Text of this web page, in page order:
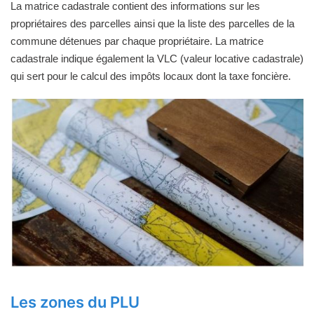
La matrice cadastrale contient des informations sur les
propriétaires des parcelles ainsi que la liste des parcelles de la
commune détenues par chaque propriétaire. La matrice
cadastrale indique également la VLC (valeur locative cadastrale)
qui sert pour le calcul des impôts locaux dont la taxe foncière.
Les zones du PLU